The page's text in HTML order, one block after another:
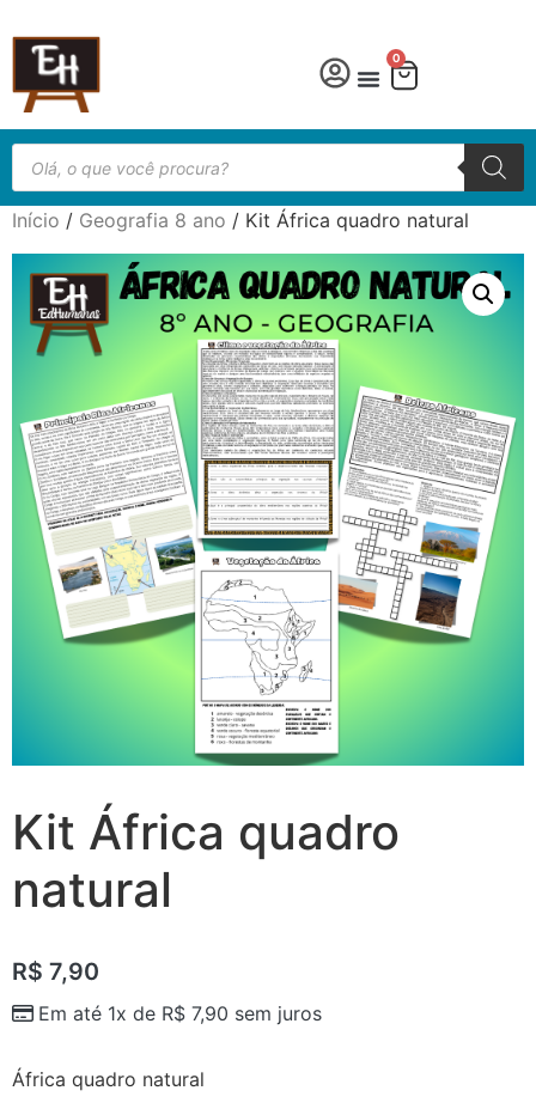
0
Início / Geografia 8 ano / Kit África quadro natural
Kit África quadro
natural
R$ 7,90
Em até 1x de R$ 7,90 sem juros
África quadro natural